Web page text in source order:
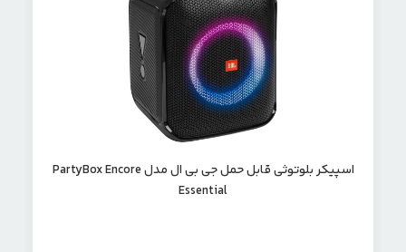
اسپیکر بلوتوثی قابل حمل جی بی ال مدل PartyBox Encore
Essential